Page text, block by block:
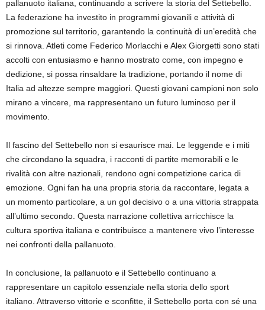
pallanuoto italiana, continuando a scrivere la storia del Settebello.
La federazione ha investito in programmi giovanili e attività di
promozione sul territorio, garantendo la continuità di un’eredità che
si rinnova. Atleti come Federico Morlacchi e Alex Giorgetti sono stati
accolti con entusiasmo e hanno mostrato come, con impegno e
dedizione, si possa rinsaldare la tradizione, portando il nome di
Italia ad altezze sempre maggiori. Questi giovani campioni non solo
mirano a vincere, ma rappresentano un futuro luminoso per il
movimento.
Il fascino del Settebello non si esaurisce mai. Le leggende e i miti
che circondano la squadra, i racconti di partite memorabili e le
rivalità con altre nazionali, rendono ogni competizione carica di
emozione. Ogni fan ha una propria storia da raccontare, legata a
un momento particolare, a un gol decisivo o a una vittoria strappata
all’ultimo secondo. Questa narrazione collettiva arricchisce la
cultura sportiva italiana e contribuisce a mantenere vivo l’interesse
nei confronti della pallanuoto.
In conclusione, la pallanuoto e il Settebello continuano a
rappresentare un capitolo essenziale nella storia dello sport
italiano. Attraverso vittorie e sconfitte, il Settebello porta con sé una